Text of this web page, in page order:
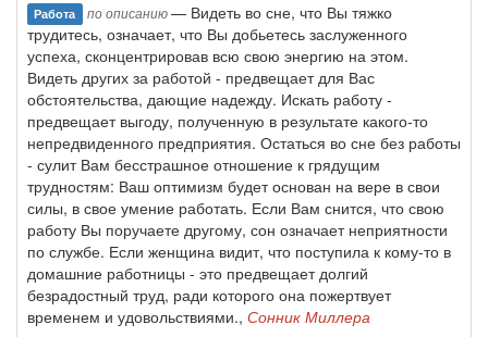
Работа по описанию— Видеть во сне, что Вы тяжко
трудитесь, означает, что Вы добьетесь заслуженного
успеха, сконцентрировав всю свою энергию на этом.
Видеть других за работой - предвещает для Вас
обстоятельства, дающие надежду. Искать работу -
предвещает выгоду, полученную в результате какого-то
непредвиденного предприятия. Остаться во сне без работы
- сулит Вам бесстрашное отношение к грядущим
трудностям: Ваш оптимизм будет основан на вере в свои
силы, в свое умение работать. Если Вам снится, что свою
работу Вы поручаете другому, сон означает неприятности
по службе. Если женщина видит, что поступила к кому-то в
домашние работницы - это предвещает долгий
безрадостный труд, ради которого она пожертвует
временем и удовольствиями., Сонник Миллера